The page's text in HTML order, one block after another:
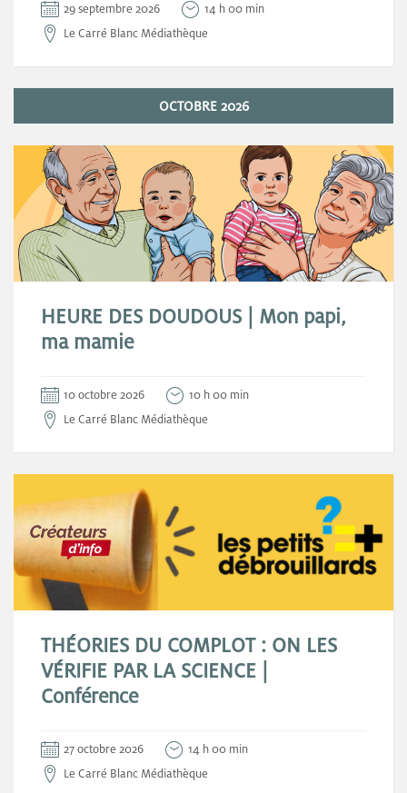
29 septembre 2026
14 h 00 min
Le Carré Blanc Médiathèque
OCTOBRE 2026
HEURE DES DOUDOUS | Mon papi,
ma mamie
10 octobre 2026
10 h 00 min
Le Carré Blanc Médiathèque
THÉORIES DU COMPLOT : ON LES
VÉRIFIE PAR LA SCIENCE |
Conférence
27 octobre 2026
14 h 00 min
Le Carré Blanc Médiathèque